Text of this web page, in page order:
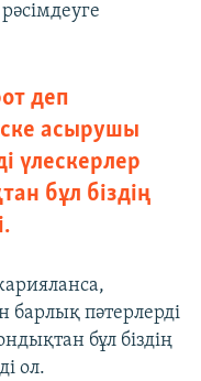
деп
асырушы
үлескерлер
бұл біздің
пәтерлерді
бұл біздің
ол.